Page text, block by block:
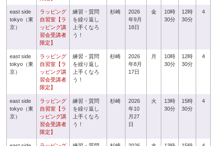
east side
tokyo（東
京）
ラッピング
自習室【ラ
ッピング講
習会受講者
限定】
練習・質問
を繰り返し
上手くなろ
う！
杉崎
2026
年9月
18日
金
10時
30分
12時
30分
4
east side
tokyo（東
京）
ラッピング
自習室【ラ
ッピング講
習会受講者
限定】
練習・質問
を繰り返し
上手くなろ
う！
杉崎
2026
年8月
17日
月
10時
30分
12時
30分
4
east side
tokyo（東
京）
ラッピング
自習室【ラ
ッピング講
習会受講者
限定】
練習・質問
を繰り返し
上手くなろ
う！
杉崎
2026
年10
月27
日
火
13時
30分
15時
30分
4